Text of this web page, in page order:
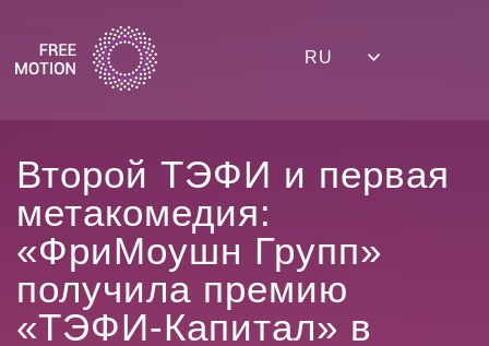
RU
Второй ТЭФИ и первая
метакомедия:
«ФриМоушн Групп»
получила премию
«ТЭФИ-Капитал» в